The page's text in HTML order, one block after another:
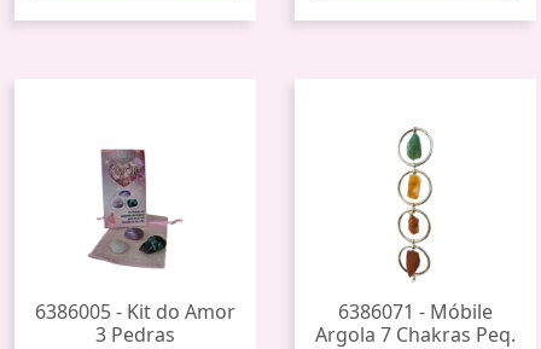
6386005 - Kit do Amor
3 Pedras
6386071 - Móbile
Argola 7 Chakras Peq.